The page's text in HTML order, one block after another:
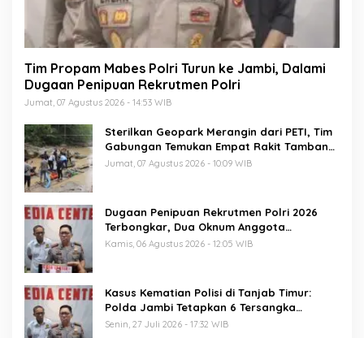
Tim Propam Mabes Polri Turun ke Jambi, Dalami
Dugaan Penipuan Rekrutmen Polri
Jumat, 07 Agustus 2026 - 14:53 WIB
Sterilkan Geopark Merangin dari PETI, Tim
Gabungan Temukan Empat Rakit Tambang
Ilegal
Jumat, 07 Agustus 2026 - 10:09 WIB
Dugaan Penipuan Rekrutmen Polri 2026
Terbongkar, Dua Oknum Anggota
Diamankan Propam Polda Jambi
Kamis, 06 Agustus 2026 - 12:05 WIB
Kasus Kematian Polisi di Tanjab Timur:
Polda Jambi Tetapkan 6 Tersangka
Termasuk 5 Anggota Polri
Senin, 27 Juli 2026 - 17:32 WIB